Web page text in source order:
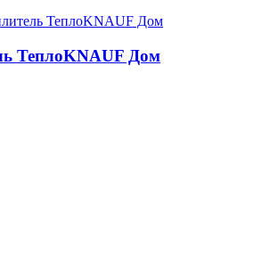
ТеплоKNAUF Дом